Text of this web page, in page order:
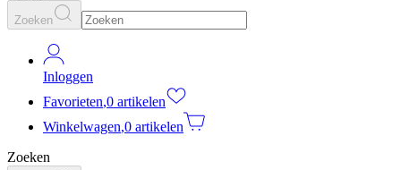
Zoeken
Inloggen
Favorieten,0 artikelen
Winkelwagen,0 artikelen
Zoeken